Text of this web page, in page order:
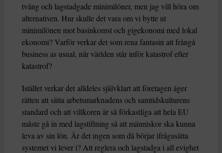
tvång och lagstadgade minimilöner, men jag vill höra om
alternativen. Hur skulle det vara om vi bytte ut
minimilönen mot basinkomst och gigekonomi med lokal
ekonomi? Varför verkar det som rena fantasin att frångå
business as usual, när världen står inför katastrof efter
katastrof?
Istället verkar det alldeles självklart att företagen äger
rätten att sätta arbetsmarknadens och samtidskulturens
standard och att villkoren är så förkastliga att hela EU
måste gå in med lagstiftning så att människor ska kunna
leva av sin lön. Är det ingen som då börjar ifrågasätta
systemet vi lever i? Att reglera och lagstadga i all evighet